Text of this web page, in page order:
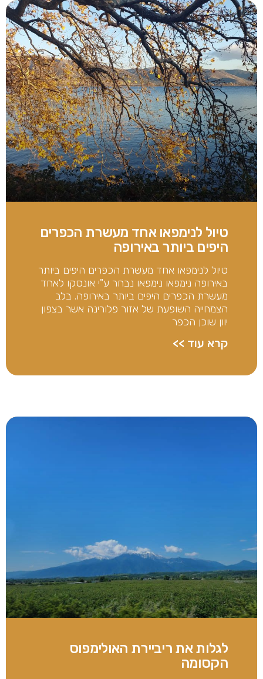
טיול לנימפאו אחד מעשרת הכפרים
היפים ביותר באירופה
טיול לנימפאו אחד מעשרת הכפרים היפים ביותר
באירופה נימפאו נימפאו נבחר ע"י אונסקו לאחד
מעשרת הכפרים היפים ביותר באירופה. בלב
הצמחייה השופעת של אזור פלורינה אשר בצפון
יוון שוכן הכפר
קרא עוד >>
לגלות את ריביירת האולימפוס
הקסומה